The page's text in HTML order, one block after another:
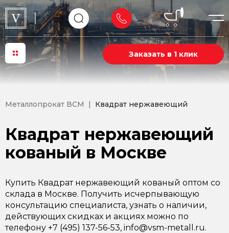
Заказать в 1 клик
Металлопрокат ВСМ Квадрат нержавеющий
Квадрат нержавеющий
кованый в Москве
Купить Квадрат нержавеющий кованый оптом со
склада в Москве. Получить исчерпывающую
консультацию специалиста, узнать о наличии,
действующих скидках и акциях можно по
телефону +7 (495) 137-56-53, info@vsm-metall.ru.